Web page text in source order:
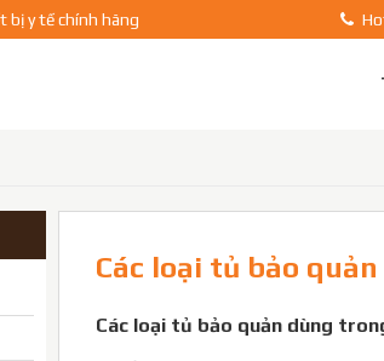
bị y tế chính hãng
Các loại tủ bảo
Các loại tủ bảo quản dùng